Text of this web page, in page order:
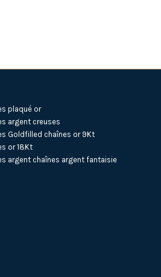
plaqué or
argent creuses
Goldfilled chaînes or 9Kt
or 18Kt
argent chaînes argent fantaisie